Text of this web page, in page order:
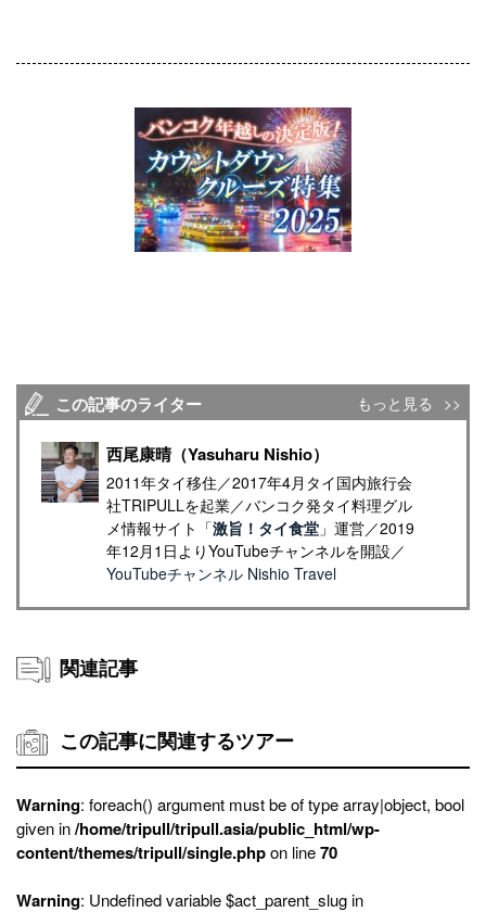
この記事のライター もっと見る
西尾康晴（Yasuharu Nishio）
2011年タイ移住／2017年4月タイ国内旅行会
社TRIPULLを起業／バンコク発タイ料理グル
メ情報サイト「激旨！タイ食堂」運営／2019
年12月1日よりYouTubeチャンネルを開設／
YouTubeチャンネル Nishio Travel
関連記事
この記事に関連するツアー
Warning: foreach() argument must be of type array|object, bool
given in/home/tripull/tripull.asia/public_html/wp-
content/themes/tripull/single.phpon line70
Warning: Undefined variable $act_parent_slug in